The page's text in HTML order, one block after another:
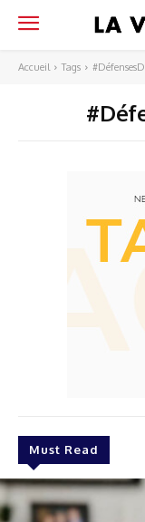
Accueil Tags
Must Read